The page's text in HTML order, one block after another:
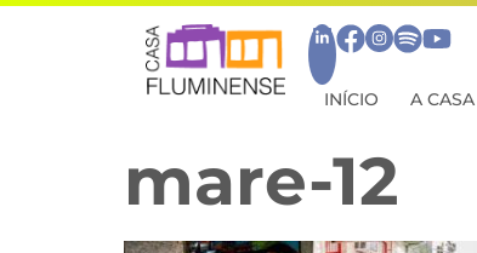
INÍCIO A CASA
mare-12